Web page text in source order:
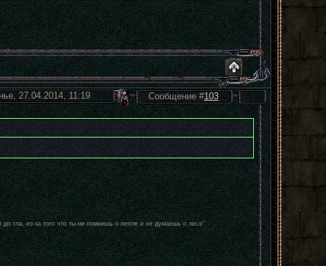
27.04.2014, 11:19 Сообщение #103
тла, из-за того что ты не помнишь о пепле и не думаешь о лесе"